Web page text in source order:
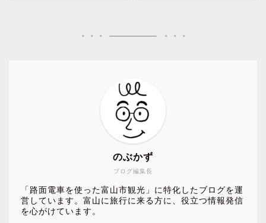
ブログ編集長
のぶかず
「路面電車を使った富山市観光」に特化したブログを運
営しています。富山に旅行に来る方に、役立つ情報発信
を心がけています。